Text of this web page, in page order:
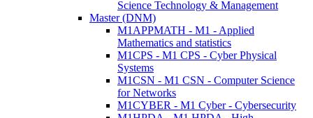
Science Technology & Management
Master (DNM)
M1APPMATH - M1 - Applied
Mathematics and statistics
M1CPS - M1 CPS - Cyber Physical
Systems
M1CSN - M1 CSN - Computer Science
for Networks
M1CYBER - M1 Cyber - Cybersecurity